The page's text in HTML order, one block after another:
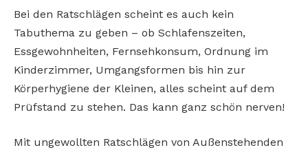
Bei den Ratschlägen scheint es auch kein
Tabuthema zu geben – ob Schlafenszeiten,
Essgewohnheiten, Fernsehkonsum, Ordnung im
Kinderzimmer, Umgangsformen bis hin zur
Körperhygiene der Kleinen, alles scheint auf dem
Prüfstand zu stehen. Das kann ganz schön nerven!
Mit ungewollten Ratschlägen von Außenstehenden